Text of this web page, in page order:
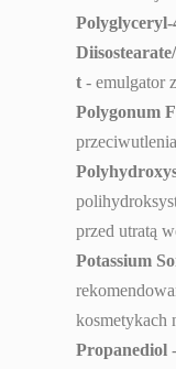
Polyglyceryl-
t - emulgator
Polygonum
przed utratą
Potassium
kosmetykach
Propanediol